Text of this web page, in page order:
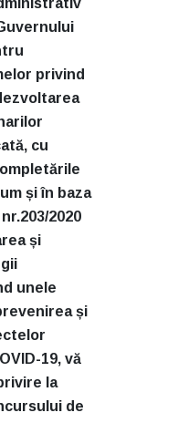
privind
cu
și în baza
2020
și
unele
și
19, vă
la
de